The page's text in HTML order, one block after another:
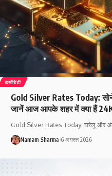
कमोडिटी
Gold Silver Rates Today:
जानें आज आपके शहर में क्या हैं
Gold Silver Rates Today: घरेलू और
Namam Sharma 6 अगस्त 2026